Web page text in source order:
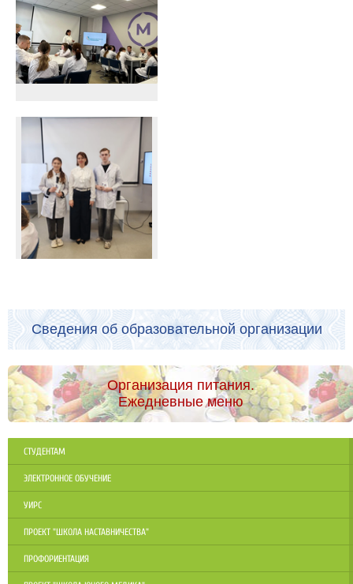
Сведения об образовательной организации
Организация питания.
Ежедневные меню
СТУДЕНТАМ
ЭЛЕКТРОННОЕ ОБУЧЕНИЕ
УИРС
ПРОЕКТ "ШКОЛА НАСТАВНИЧЕСТВА"
ПРОФОРИЕНТАЦИЯ